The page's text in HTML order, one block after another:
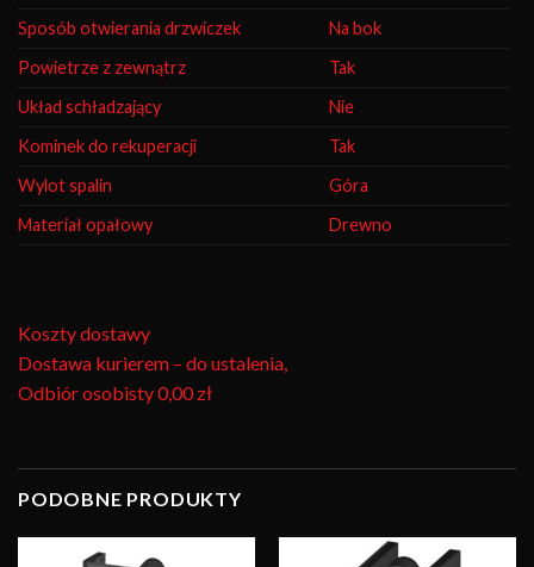
Sposób otwierania drzwiczek
Na bok
Powietrze z zewnątrz
Tak
Układ schładzający
Nie
Kominek do rekuperacji
Tak
Wylot spalin
Góra
Materiał opałowy
Drewno
Koszty dostawy
Dostawa kurierem – do ustalenia,
Odbiór osobisty0,00 zł
PODOBNE PRODUKTY